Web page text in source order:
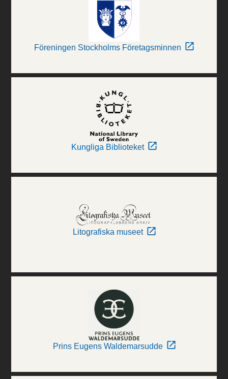
Föreningen Stockholms Företagsminnen
Kungliga Biblioteket
Litografiska museet
Prins Eugens Waldemarsudde